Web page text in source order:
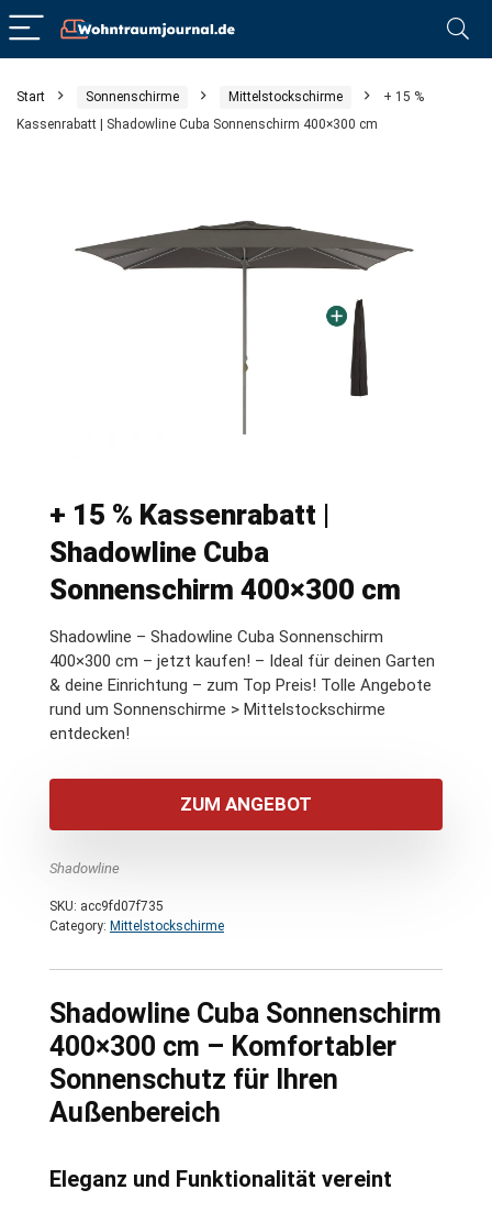
Start Sonnenschirme Mittelstockschirme
+ 15 %
Kassenrabatt | Shadowline Cuba Sonnenschirm 400×300 cm
+ 15 % Kassenrabatt |
Shadowline Cuba
Sonnenschirm 400×300 cm
Shadowline – Shadowline Cuba Sonnenschirm
400×300 cm – jetzt kaufen! – Ideal für deinen Garten
& deine Einrichtung – zum Top Preis! Tolle Angebote
rund um Sonnenschirme > Mittelstockschirme
entdecken!
ZUM ANGEBOT
Shadowline
SKU: acc9fd07f735
Category: Mittelstockschirme
Shadowline Cuba Sonnenschirm
400×300 cm – Komfortabler
Sonnenschutz für Ihren
Außenbereich
Eleganz und Funktionalität vereint